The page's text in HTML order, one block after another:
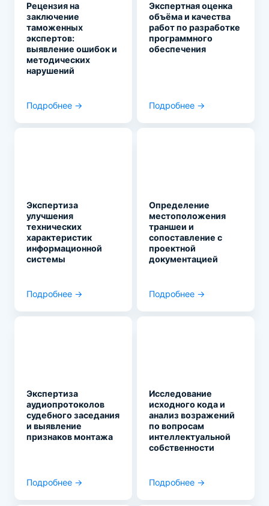
Рецензия на
заключение
таможенных
экспертов:
выявление ошибок и
методических
нарушений
Подробнее →
Экспертная оценка
объёма и качества
работ по разработке
программного
обеспечения
Подробнее →
Экспертиза
улучшения
технических
характеристик
информационной
системы
Подробнее →
Определение
местоположения
траншеи и
сопоставление с
проектной
документацией
Подробнее →
Экспертиза
аудиопротоколов
судебного заседания
и выявление
признаков монтажа
Подробнее →
Исследование
исходного кода и
анализ возражений
по вопросам
интеллектуальной
собственности
Подробнее →